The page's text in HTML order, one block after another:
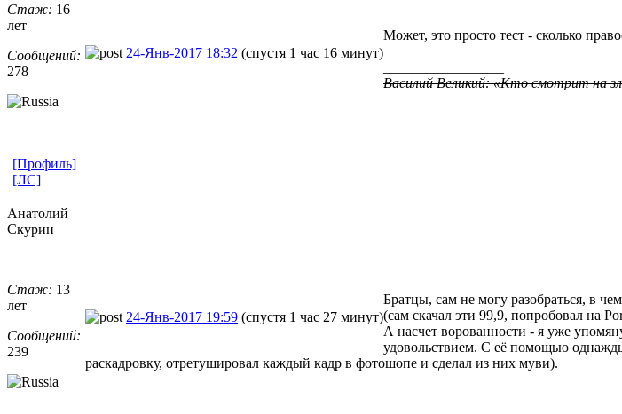
Стаж: 16
лет
Сообщений:
278
24-Янв-2017 18:32 (спустя 1 час 16 минут)
Может, это просто тест - сколько
Василий Великий: «Кто смотрит на
[Профиль]
[ЛС]
Анатолий
Скурин
Стаж: 13
лет
Сообщений:
239
24-Янв-2017 19:59 (спустя 1 час 27 минут)
Братцы, сам не могу разобраться, в
(сам скачал эти 99,9, попробовал на
А насчет ворованности - я уже
удовольствием. С её помощью
раскадровку, отретушировал каждый кадр в фотошопе и сделал из них муви).